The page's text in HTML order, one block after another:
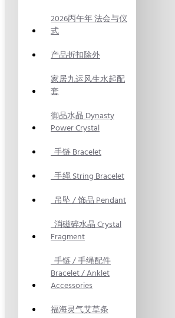
2026丙午年 法会与仪
式
产品折扣除外
家居九运风生水起配
套
御品水晶 Dynasty
Power Crystal
手链 Bracelet
手绳 String Bracelet
吊坠 / 饰品 Pendant
消磁碎水晶 Crystal
Fragment
手链 / 手绳配件
Bracelet / Anklet
Accessories
福海灵气艾草条